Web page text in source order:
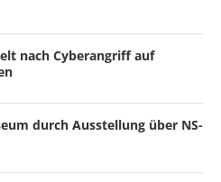
nach Cyberangriff auf
durch Ausstellung über NS-